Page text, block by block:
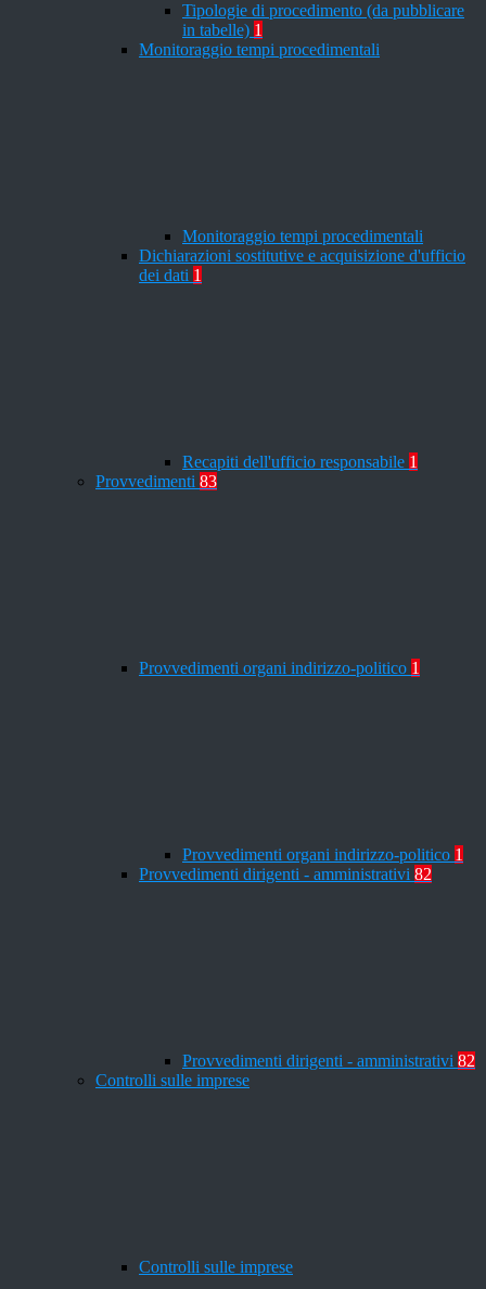
Tipologie di procedimento (da pubblicare
in tabelle) 1
Monitoraggio tempi procedimentali
Monitoraggio tempi procedimentali
Dichiarazioni sostitutive e acquisizione d'ufficio
dei dati 1
Recapiti dell'ufficio responsabile 1
Provvedimenti 83
Provvedimenti organi indirizzo-politico 1
Provvedimenti organi indirizzo-politico 1
Provvedimenti dirigenti - amministrativi 82
Provvedimenti dirigenti - amministrativi 82
Controlli sulle imprese
Controlli sulle imprese